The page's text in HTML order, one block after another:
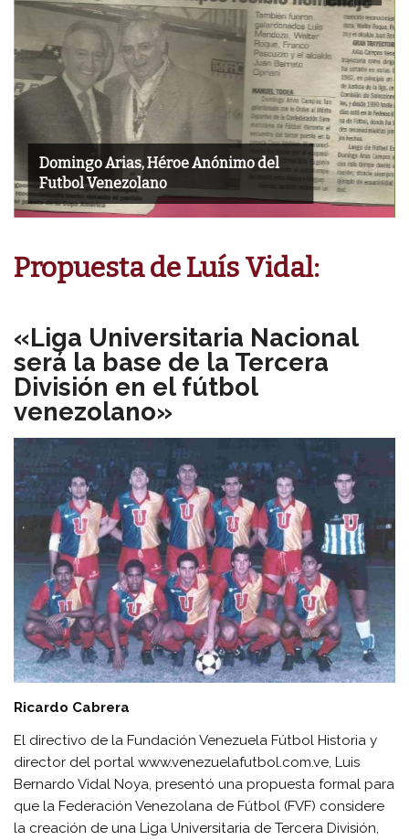
Jesús Enmanuel González
Bracamonte Descose el Balón En Chile
Propuesta de Luís Vidal:
«Liga Universitaria Nacional
será la base de la Tercera
División en el fútbol
venezolano»
Ricardo Cabrera
El directivo de la Fundación Venezuela Fútbol Historia y
director del portal www.venezuelafutbol.com.ve, Luis
Bernardo Vidal Noya, presentó una propuesta formal para
que la Federación Venezolana de Fútbol (FVF) considere
la creación de una Liga Universitaria de Tercera División,